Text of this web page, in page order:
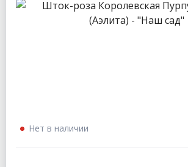
Нет в наличии